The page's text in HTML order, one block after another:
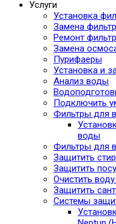
Услуги
Установка
Замена
Ремонт
Замена
Пурифаеры
Установка и
Анализ воды
Подключить
Фильтры для
воды
Фильтры для
Защитить
Защитить
Очистить
Защитить
Системы